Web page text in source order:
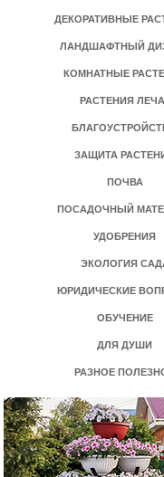
ДЕКОРАТИВНЫЕ
ЛАНДШАФТНЫЙ
КОМНАТНЫЕ
РАСТЕНИЯ
ЗАЩИТА
ПОЧВА
ПОСАДОЧНЫЙ
УДОБРЕНИЯ
ЭКОЛОГИЯ
ЮРИДИЧЕСКИЕ
ОБУЧЕНИЕ
ДЛЯ ДУШИ
РАЗНОЕ